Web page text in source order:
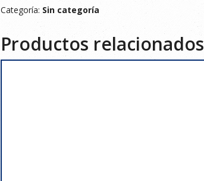
Categoría: Sin categoría
Productos relacionados